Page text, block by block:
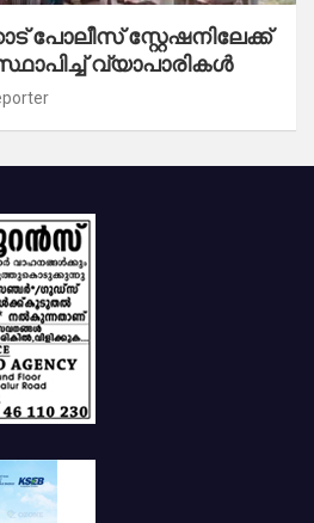
പോലീസ് സ്റ്റേഷനിലേക്ക്
വ്യാപാരികൾ